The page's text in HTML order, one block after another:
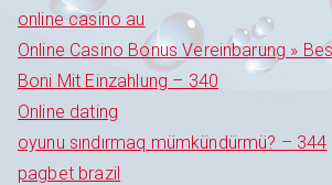
online casino au
Online Casino Bonus Vereinbarung »
Boni Mit Einzahlung – 340
Online dating
oyunu sındırmaq mümkündürmü? – 344
pagbet brazil